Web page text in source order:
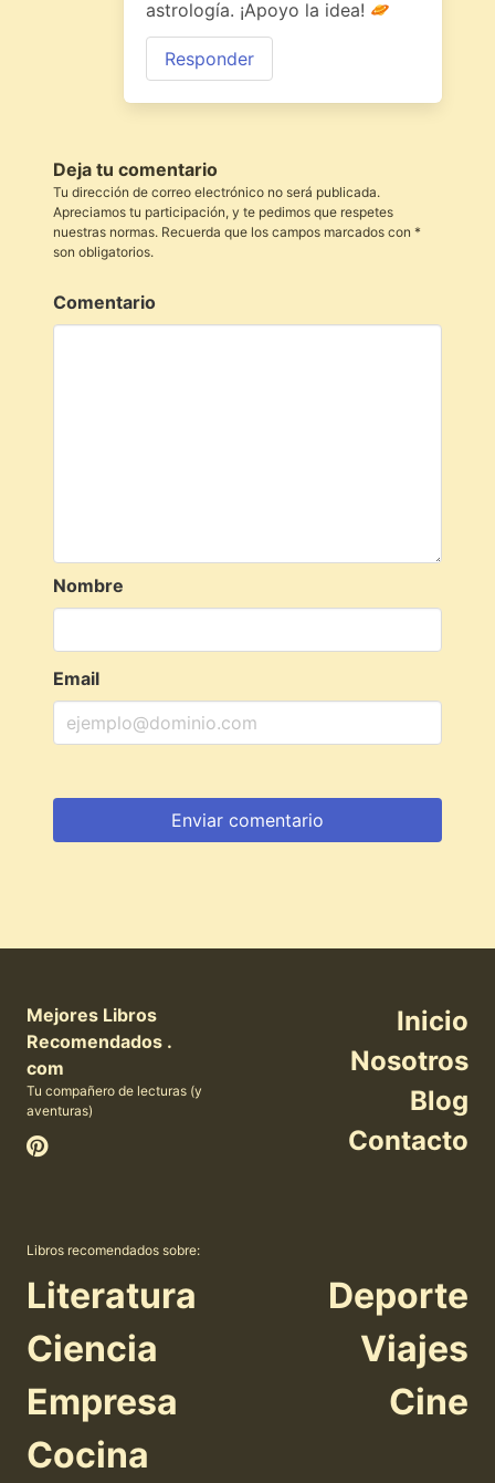
astrología. ¡Apoyo la idea!
Responder
Deja tu comentario
Tu dirección de correo electrónico no será publicada.
Apreciamos tu participación, y te pedimos que respetes
nuestras normas. Recuerda que los campos marcados con *
son obligatorios.
Comentario
Nombre
Email
Mejores Libros
Recomendados .
com
Tu compañero de lecturas (y
aventuras)
Inicio
Nosotros
Blog
Contacto
Libros recomendados sobre:
Literatura
Ciencia
Empresa
Cocina
Deporte
Viajes
Cine